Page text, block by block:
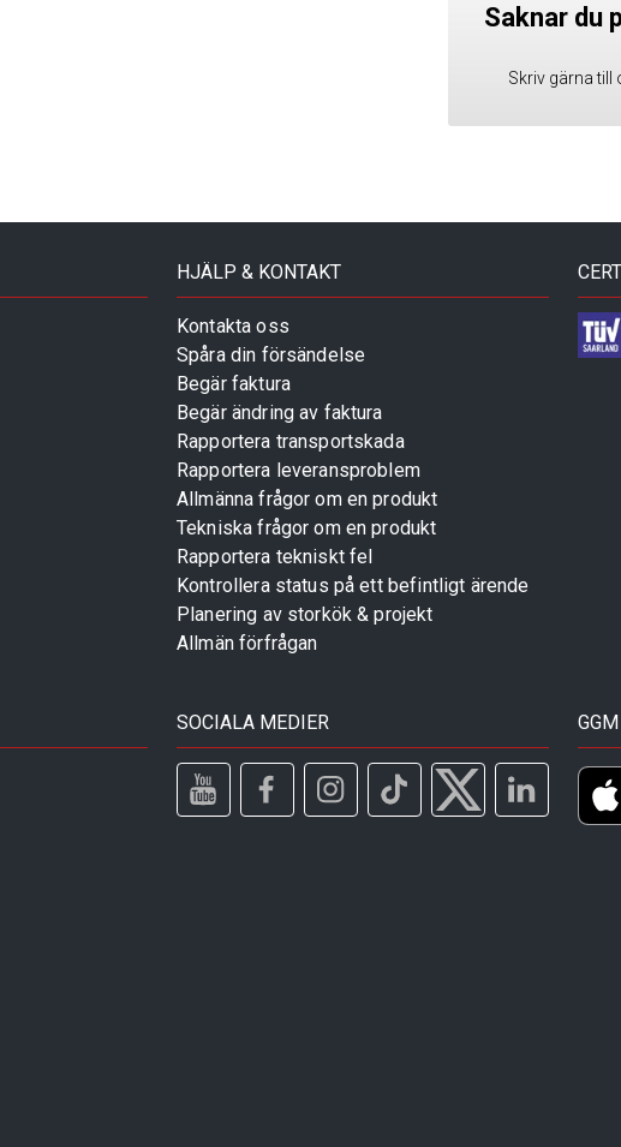
Saknar du
Skriv gärna till
HJÄLP & KONTAKT
Kontakta oss
Spåra din försändelse
Begär faktura
Begär ändring av faktura
Rapportera transportskada
Rapportera leveransproblem
Allmänna frågor om en produkt
Tekniska frågor om en produkt
Rapportera tekniskt fel
Kontrollera status på ett befintligt ärende
Planering av storkök & projekt
Allmän förfrågan
SOCIALA MEDIER